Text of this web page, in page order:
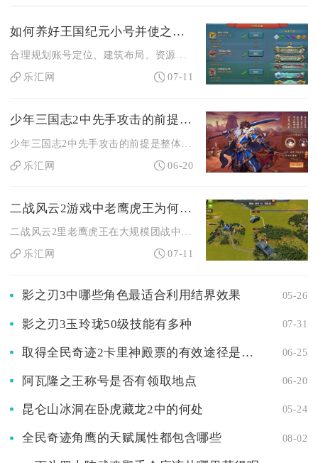
如何养好王国纪元小号并使之成为大号
合理规划账号定位、建筑布局、资源流转与日常产出，小号能够稳定...
乐汇网
07-11
少年三国志2中先手攻击的前提是什么
乐汇网
06-20
二战风云2游戏中老鹰虎王为何会卡顿
乐汇网
07-11
影之刃3中哪些角色最适合利用结界效果 05-26
影之刃3玉玲珑50级技能有多种 07-31
取得全民奇迹2卡里神殿票的有效途径是什么 06-25
阿瓦隆之王称号是否有领取地点 06-20
昆仑山冰洞在卧虎藏龙2中的何处 05-24
全民奇迹角鹰的天赋属性都包含哪些 08-02